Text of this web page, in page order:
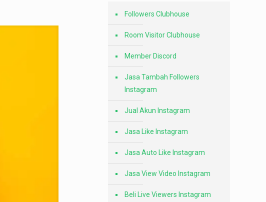
Followers Clubhouse
Room Visitor Clubhouse
Member Discord
Jasa Tambah Followers
Instagram
Jual Akun Instagram
Jasa Like Instagram
Jasa Auto Like Instagram
Jasa View Video Instagram
Beli Live Viewers Instagram